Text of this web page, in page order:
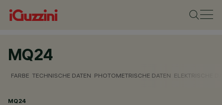
MQ24
FARBE TECHNISCHE DATEN PHOTOMETRISCHE DATEN ELEKTRISCHE
MQ24